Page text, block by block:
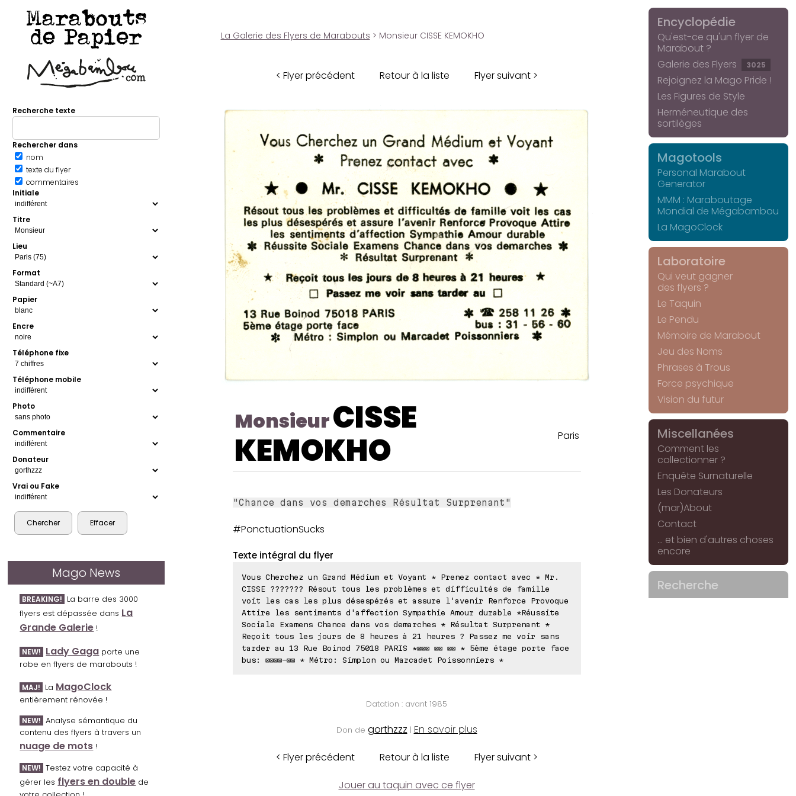
Marabouts
de Papier
Recherche texte
Rechercher dans
nom
texte du flyer
commentaires
Initiale
Titre
Lieu
Format
Papier
Encre
Téléphone fixe
Téléphone mobile
Photo
Commentaire
Donateur
Vrai ou Fake
Mago News
BREAKING! La barre des 3000
flyers est dépassée dans La
Grande Galerie !
NEW! Lady Gaga porte une
robe en flyers de marabouts !
MAJ! La MagoClock
entièrement rénovée !
NEW! Analyse sémantique du
contenu des flyers à travers un
nuage de mots !
NEW! Testez votre capacité à
gérer les flyers en double de
La Galerie des Flyers de Marabouts > Monsieur CISSE KEMOKHO
< Flyer précédent Retour à la liste Flyer suivant >
MonsieurCISSE
KEMOKHO
Paris
"Chance dans vos demarches Résultat Surprenant"
#PonctuationSucks
Texte intégral du flyer
Vous Cherchez un Grand Médium et Voyant * Prenez contact avec * Mr.
CISSE ??????? Résout tous les problèmes et difficultés de famille
voit les cas les plus désespérés et assure l'avenir Renforce Provoque
Attire les sentiments d'affection Sympathie Amour durable *Réussite
Sociale Examens Chance dans vos demarches * Résultat Surprenant *
Reçoit tous les jours de 8 heures à 21 heures ? Passez me voir sans
tarder au 13 Rue Boinod 75018 PARIS *⊠⊠⊠ ⊠⊠ ⊠⊠ * 5ème étage porte face
bus: ⊠⊠⊠⊠-⊠⊠ * Métro: Simplon ou Marcadet Poissonniers *
Datation : avant 1985
Don de gorthzzz | En savoir plus
< Flyer précédent Retour à la liste Flyer suivant >
Jouer au taquin avec ce flyer
Encyclopédie
Qu'est-ce qu'un flyer de
Marabout ?
Galerie des Flyers
3025
Rejoignez la Mago Pride !
Les Figures de Style
Herméneutique des
sortilèges
Magotools
Personal Marabout
Generator
MMM : Maraboutage
Mondial de Mégabambou
La MagoClock
Laboratoire
Qui veut gagner
des flyers ?
Le Taquin
Le Pendu
Mémoire de Marabout
Jeu des Noms
Phrases à Trous
Force psychique
Vision du futur
Miscellanées
Comment les
collectionner ?
Enquête Surnaturelle
Les Donateurs
(mar)About
Contact
... et bien d'autres choses
encore
Recherche